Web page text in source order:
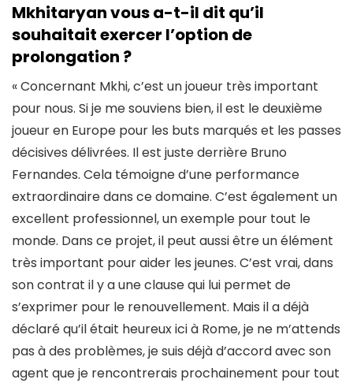
Mkhitaryan vous a-t-il dit qu’il
souhaitait exercer l’option de
prolongation ?
« Concernant Mkhi, c’est un joueur très important
pour nous. Si je me souviens bien, il est le deuxième
joueur en Europe pour les buts marqués et les passes
décisives délivrées. Il est juste derrière Bruno
Fernandes. Cela témoigne d’une performance
extraordinaire dans ce domaine. C’est également un
excellent professionnel, un exemple pour tout le
monde. Dans ce projet, il peut aussi être un élément
très important pour aider les jeunes. C’est vrai, dans
son contrat il y a une clause qui lui permet de
s’exprimer pour le renouvellement. Mais il a déjà
déclaré qu’il était heureux ici à Rome, je ne m’attends
pas à des problèmes, je suis déjà d’accord avec son
agent que je rencontrerais prochainement pour tout